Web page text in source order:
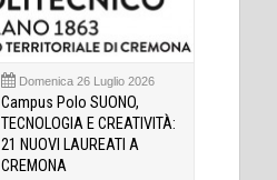
Domenica 26 Luglio 2026
Campus Polo SUONO,
TECNOLOGIA E CREATIVITÀ:
21 NUOVI LAUREATI A
CREMONA